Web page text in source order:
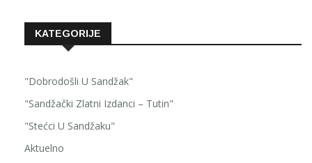
KATEGORIJE
"Dobrodošli U Sandžak"
"Sandžački Zlatni Izdanci – Tutin"
"Stećci U Sandžaku"
Aktuelno